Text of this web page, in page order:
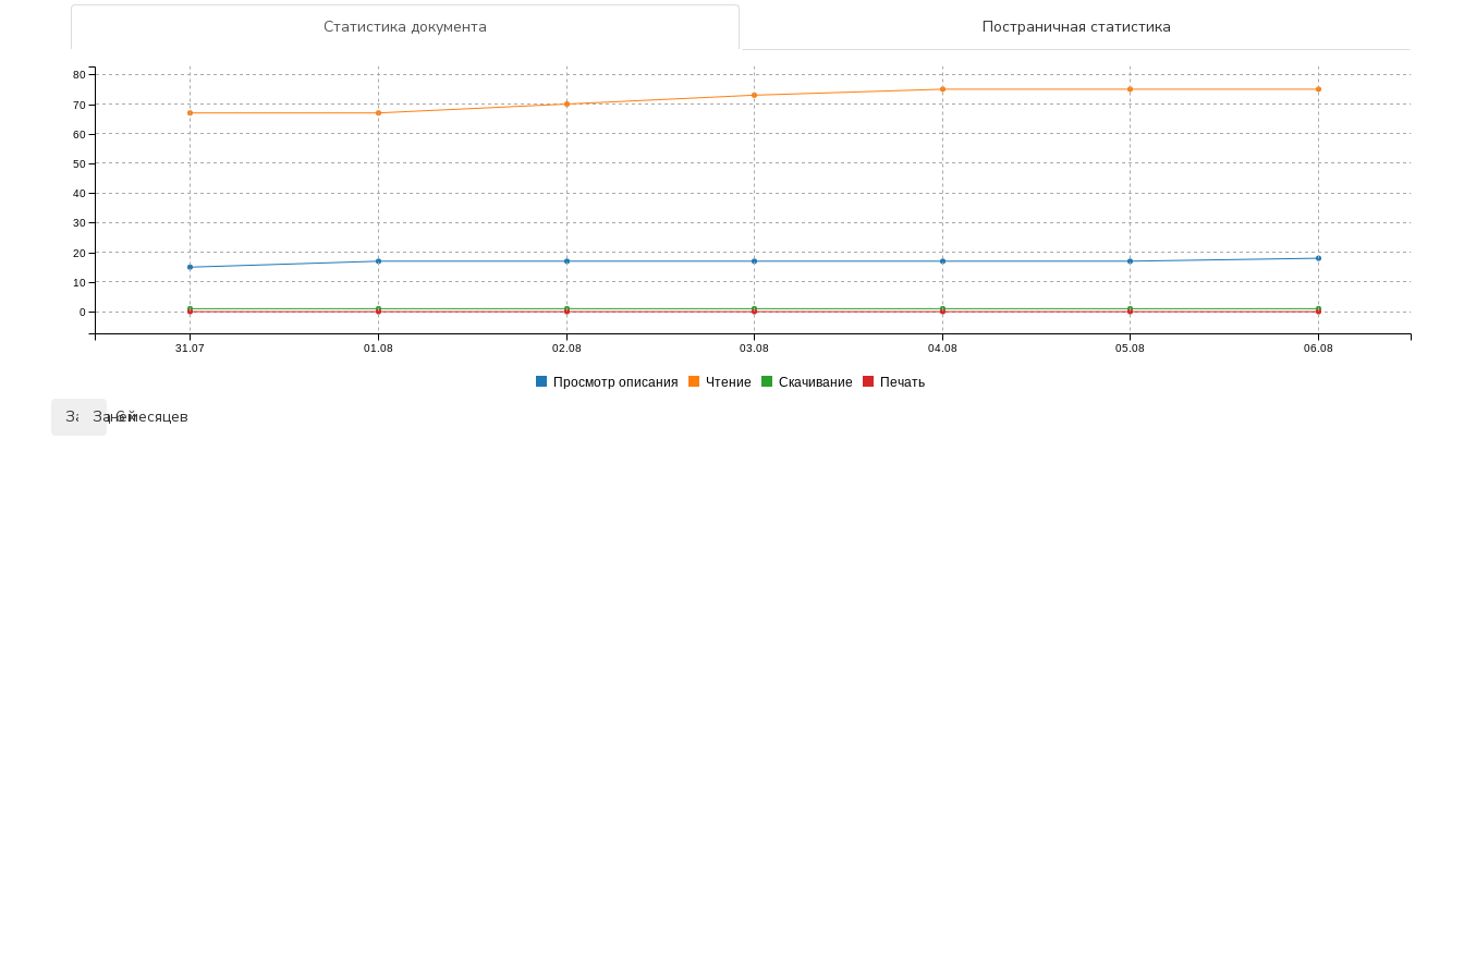
Статистика документа Постраничная статистика
31.07 01.08 02.08 03.08 04.08 05.08 06.08
0
10
20
30
40
50
60
70
80
Просмотр описания Чтение Скачивание Печать
За 7 дней
За 6 месяцев